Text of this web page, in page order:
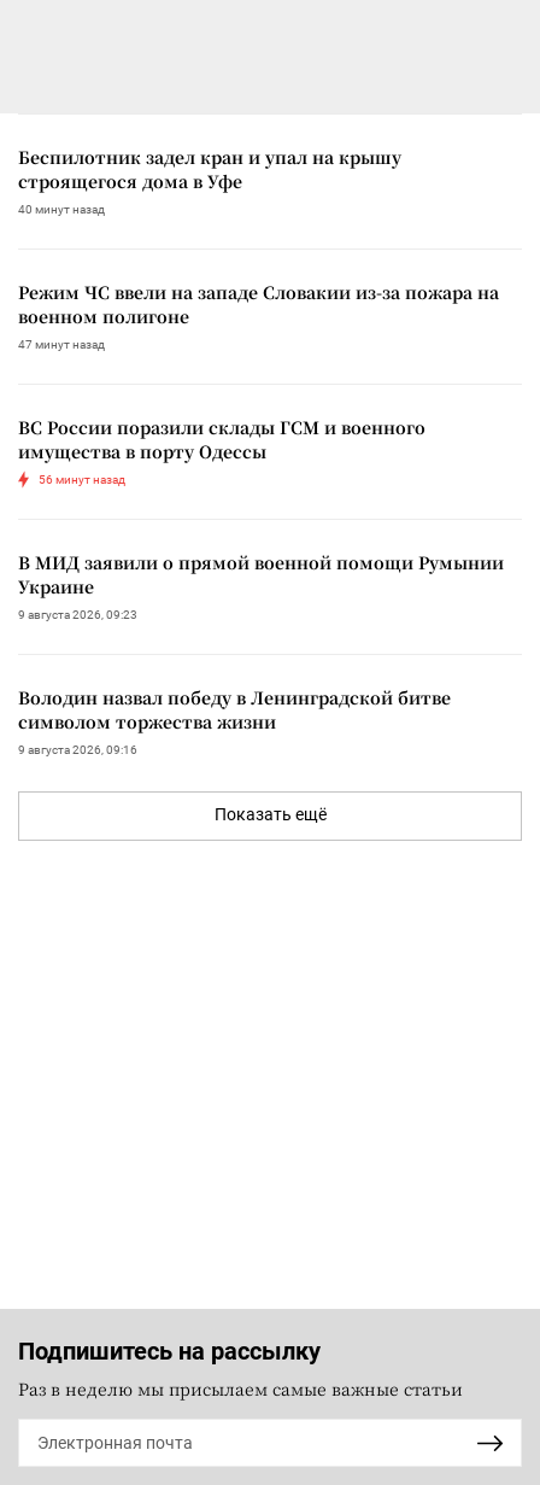
Беспилотник задел кран и упал на крышу
строящегося дома в Уфе
40 минут назад
Режим ЧС ввели на западе Словакии из-за пожара на
военном полигоне
47 минут назад
ВС России поразили склады ГСМ и военного
имущества в порту Одессы
56 минут назад
В МИД заявили о прямой военной помощи Румынии
Украине
9 августа 2026, 09:23
Володин назвал победу в Ленинградской битве
символом торжества жизни
9 августа 2026, 09:16
Показать ещё
Подпишитесь на рассылку
Раз в неделю мы присылаем самые важные статьи